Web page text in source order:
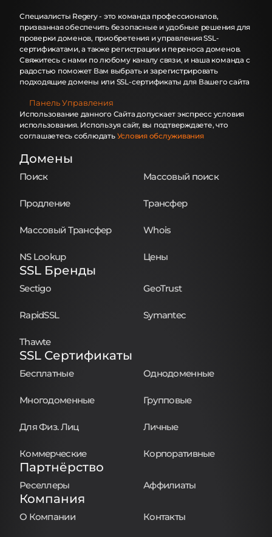
Специалисты Regery - это команда профессионалов,
призванная обеспечить безопасные и удобные решения для
проверки доменов, приобретения и управления SSL-
сертификатами, а также регистрации и переноса доменов.
Свяжитесь с нами по любому каналу связи, и наша команда с
радостью поможет Вам выбрать и зарегистрировать
подходящие домены или SSL-сертификаты для Вашего сайта
Панель Управления
Использование данного Сайта допускает экспресс условия
использования. Используя сайт, вы подтверждаете, что
соглашаетесь соблюдать Условия обслуживания
Домены
Поиск Массовый поиск
Продление Трансфер
Массовый Трансфер Whois
NS Lookup Цены
SSL Бренды
Sectigo GeoTrust
RapidSSL Symantec
Thawte
SSL Сертификаты
Бесплатные Однодоменные
Многодоменные Групповые
Для Физ. Лиц Личные
Коммерческие Корпоративные
Партнёрство
Реселлеры Аффилиаты
Компания
О Компании Контакты